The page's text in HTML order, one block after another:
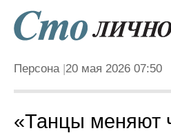
Персона 20 мая 2026 07:50
«Танцы меняют